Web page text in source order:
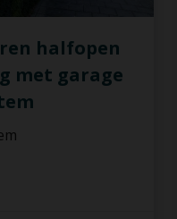
halfopen
met garage